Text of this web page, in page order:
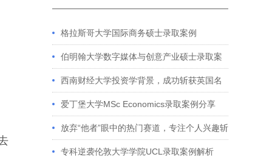
格拉斯哥大学国际商务硕士录取案例
伯明翰大学数字媒体与创意产业硕士录取案
例 西南财经大学投资学背景，成功斩获英国名
校多份Offer
爱丁堡大学MSc Economics录取案例分享
放弃“他者”眼中的热门赛道，专注个人兴趣斩
获藤校offer｜成功跨专业申请经验分享
专科逆袭伦敦大学学院UCL录取案例解析